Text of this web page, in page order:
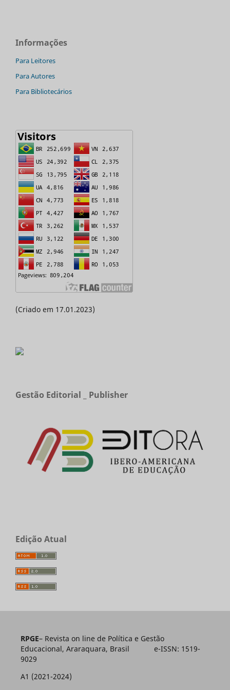
Informações
Para Leitores
Para Autores
Para Bibliotecários
(Criado em 17.01.2023)
Gestão Editorial _ Publisher
Edição Atual
RPGE– Revista on line de Política e Gestão
Educacional, Araraquara, Brasil e-ISSN: 1519-
9029
A1 (2021-2024)